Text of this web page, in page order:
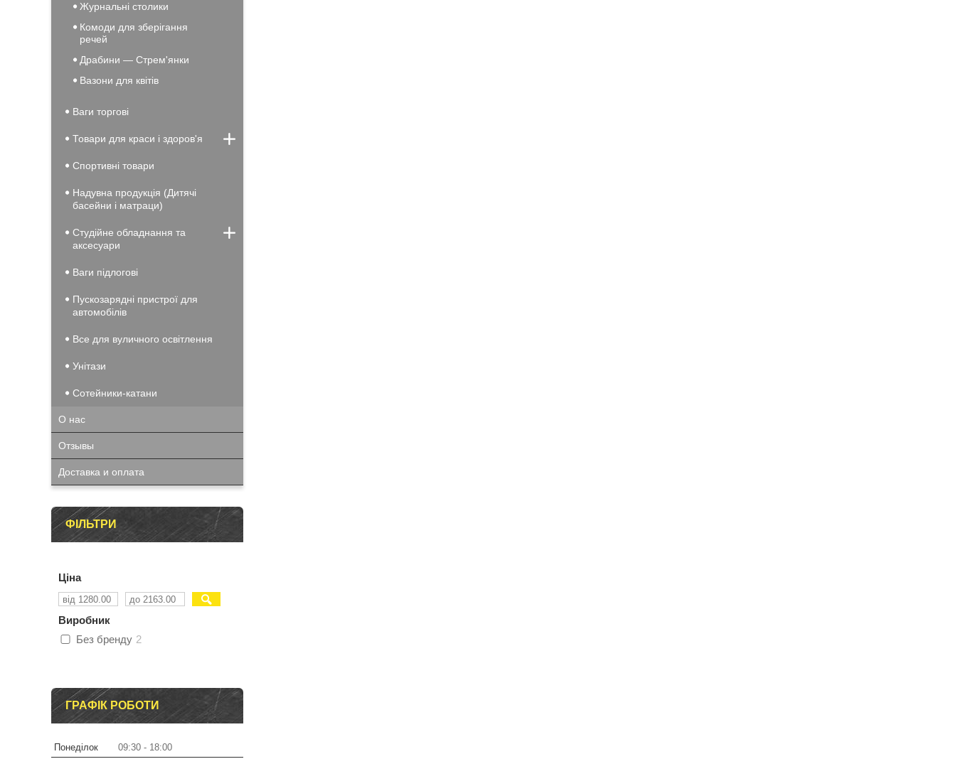
Журнальні столики
Комоди для зберігання
речей
Драбини — Стрем'янки
Вазони для квітів
Ваги торгові
Товари для краси і здоров'я
Спортивні товари
Надувна продукція (Дитячі
басейни і матраци)
Студійне обладнання та
аксесуари
Ваги підлогові
Пускозарядні пристрої для
автомобілів
Все для вуличного освітлення
Унітази
Сотейники-катани
О нас
Отзывы
Доставка и оплата
ФІЛЬТРИ
Ціна
Виробник
Без бренду 2
ГРАФІК РОБОТИ
Понеділок 09:30
18:00